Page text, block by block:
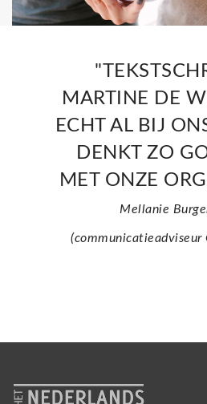
MARTINE DE
ECHT AL BIJ
DENKT ZO
MET ONZE
Mellanie
(communicatieadviseur